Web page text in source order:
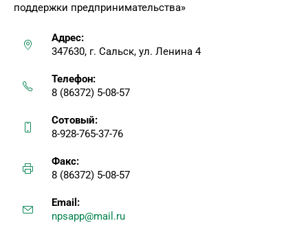
поддержки предпринимательства»
Адрес:
347630, г. Сальск, ул. Ленина 4
Телефон:
8 (86372) 5-08-57
Сотовый:
8-928-765-37-76
Факс:
8 (86372) 5-08-57
Email:
npsapp@mail.ru